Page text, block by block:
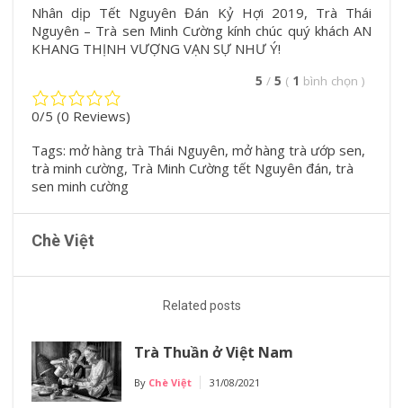
Nhân dịp Tết Nguyên Đán Kỷ Hợi 2019, Trà Thái
Nguyên – Trà sen Minh Cường kính chúc quý khách AN
KHANG THỊNH VƯỢNG VẠN SỰ NHƯ Ý!
5 / 5 ( 1 bình chọn )
0/5 (0 Reviews)
Tags: mở hàng trà Thái Nguyên, mở hàng trà ướp sen,
trà minh cường, Trà Minh Cường tết Nguyên đán, trà
sen minh cường
Chè Việt
Related posts
Trà Thuần ở Việt Nam
By Chè Việt 31/08/2021